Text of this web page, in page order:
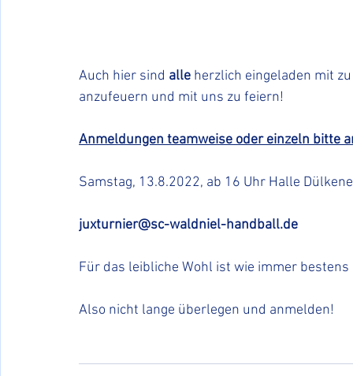
Auch hier sind alle herzlich eingeladen mit
anzufeuern und mit uns zu feiern!
Anmeldungen teamweise oder einzeln bitte
Samstag, 13.8.2022, ab 16 Uhr Halle
juxturnier@sc-waldniel-handball.de
Für das leibliche Wohl ist wie immer bestens
Also nicht lange überlegen und anmelden!